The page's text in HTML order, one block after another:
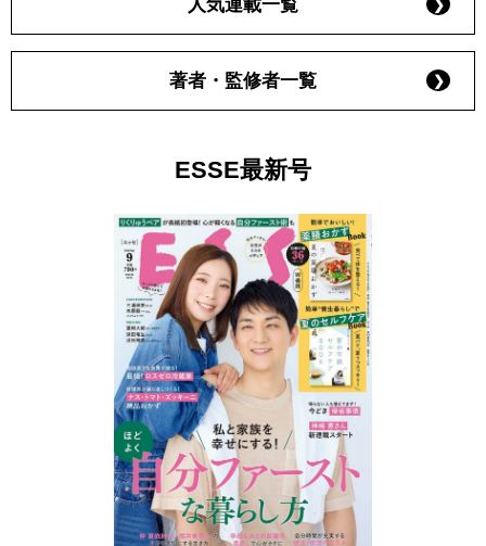
人気連載一覧
著者・監修者一覧
ESSE最新号